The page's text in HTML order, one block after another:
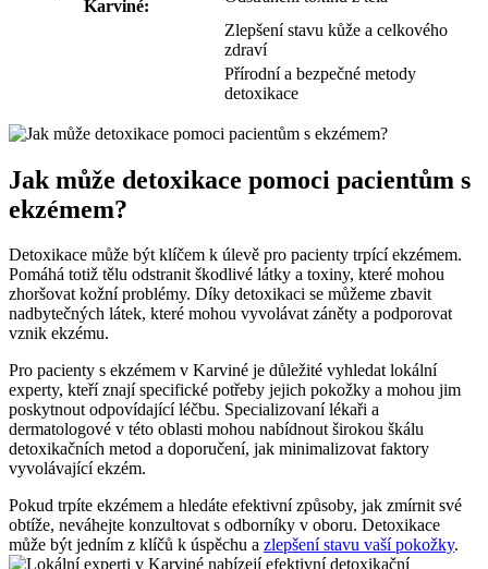
Karviné:
Zlepšení stavu kůže a celkového
zdraví
Přírodní a bezpečné metody
detoxikace
Jak může detoxikace pomoci pacientům s
ekzémem?
Detoxikace může být klíčem k úlevě pro pacienty trpící ekzémem.
Pomáhá totiž tělu odstranit škodlivé látky a toxiny, které mohou
zhoršovat kožní problémy. Díky detoxikaci se můžeme zbavit
nadbytečných látek, které mohou vyvolávat záněty a podporovat
vznik ekzému.
Pro pacienty s ekzémem v Karviné je důležité vyhledat lokální
experty, kteří znají specifické potřeby jejich pokožky a mohou jim
poskytnout odpovídající léčbu. Specializovaní lékaři a
dermatologové v této oblasti mohou nabídnout širokou škálu
detoxikačních metod a doporučení, jak minimalizovat faktory
vyvolávající ekzém.
Pokud trpíte ekzémem a hledáte efektivní způsoby, jak zmírnit své
obtíže, neváhejte konzultovat s odborníky v oboru. Detoxikace
může být jedním z klíčů k úspěchu a zlepšení stavu vaší pokožky.